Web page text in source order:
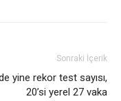
Sonraki İçerik
yine rekor test sayısı,
20’si yerel 27 vaka